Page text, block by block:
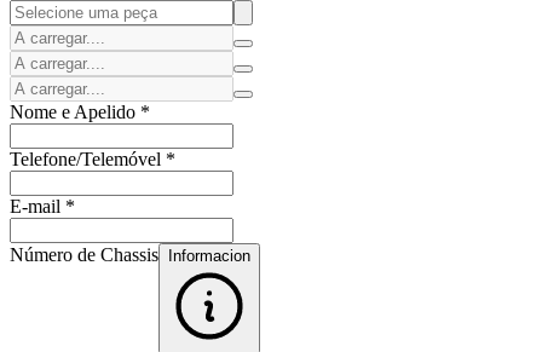
Nome e Apelido *
Telefone/Telemóvel *
E-mail *
Número de Chassis Informacion